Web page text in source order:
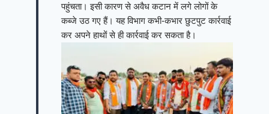
पहुंचता। इसी कारण से अवैध कटान में लगे लोगों के
कब्जे उठ गए हैं। यह विभाग कभी-कभार छुटपुट कार्रवाई
कर अपने हाथों से ही कार्रवाई कर सकता है।